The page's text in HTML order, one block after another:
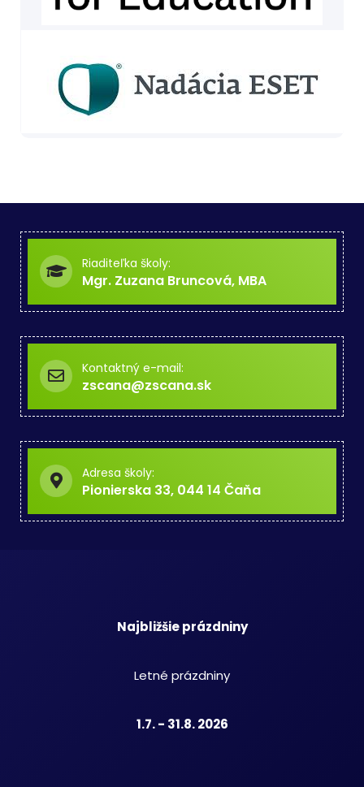
Riaditeľka školy:
Mgr. Zuzana Bruncová, MBA
Kontaktný e-mail:
zscana@zscana.sk
Adresa školy:
Pionierska 33, 044 14 Čaňa
Najbližšie prázdniny
Letné prázdniny
1.7. - 31.8. 2026